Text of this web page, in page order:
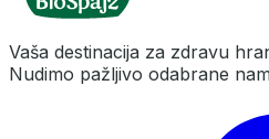
Vaša destinacija za zdravu
Nudimo pažljivo odabrane